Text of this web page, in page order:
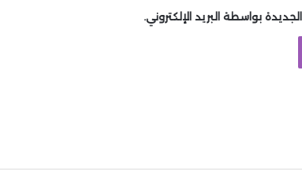
بواسطة البريد الإلكتروني.